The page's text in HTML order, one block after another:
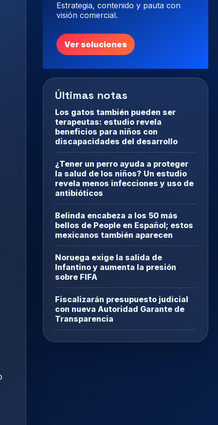
Estrategia, contenido y pauta con
visión comercial.
Ver soluciones
Últimas notas
Los gatos también pueden ser
terapeutas: estudio revela
beneficios para niños con
discapacidades del desarrollo
¿Tener un perro ayuda a proteger
la salud de los niños? Un estudio
revela menos infecciones y uso de
antibióticos
Belinda encabeza a los 50 más
bellos de People en Español; estos
mexicanos también aparecen
Noruega exige la salida de
Infantino y aumenta la presión
sobre FIFA
Fiscalizarán presupuesto judicial
con nueva Autoridad Garante de
Transparencia